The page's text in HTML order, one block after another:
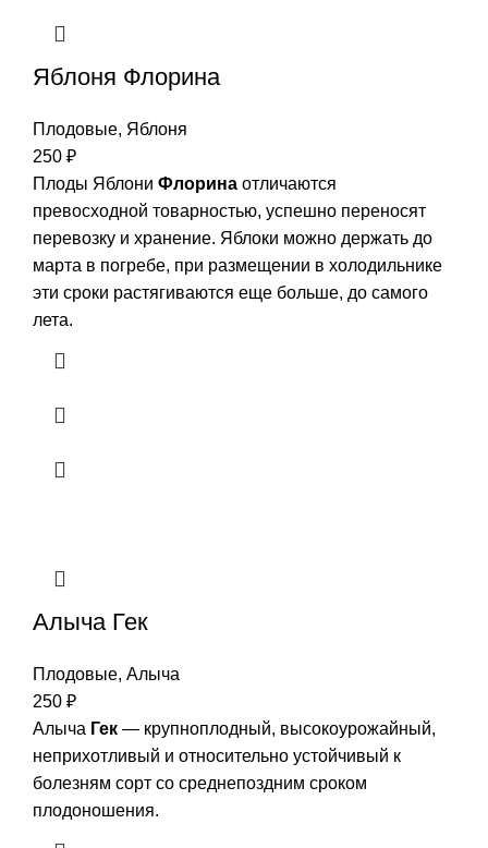
Яблоня Флорина
Плодовые, Яблоня
250 ₽
Плоды Яблони Флорина отличаются
превосходной товарностью, успешно переносят
перевозку и хранение. Яблоки можно держать до
марта в погребе, при размещении в холодильнике
эти сроки растягиваются еще больше, до самого
лета.
Алыча Гек
Плодовые, Алыча
250 ₽
Алыча Гек — крупноплодный, высокоурожайный,
неприхотливый и относительно устойчивый к
болезням сорт со среднепоздним сроком
плодоношения.